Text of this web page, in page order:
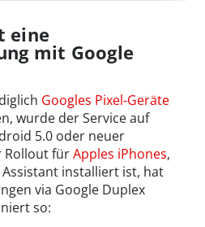
eine
mit Google
Googles Pixel-Geräte
wurde der Service auf
5.0 oder neuer
Rollout fürApples iPhones,
installiert ist, hat
via Google Duplex
so: